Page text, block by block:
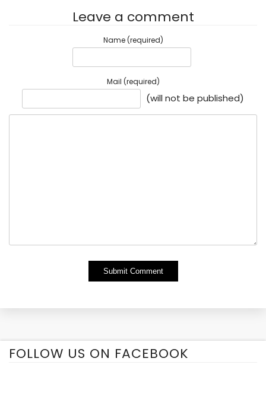
Leave a comment
Name (required)
Mail (required)
(will not be published)
FOLLOW US ON FACEBOOK